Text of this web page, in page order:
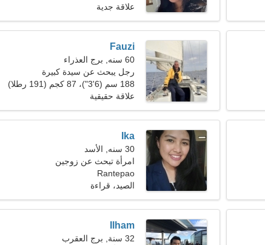
علاقة جدية
Fauzi
60 سنه, برج العذراء
رجل يبحث عن سيدة كبيرة
188 سم (6'3")، 87 كجم (191 رطلا)
علاقة حقيقية
Ika
30 سنه, الأسد
امرأة تبحث عن زوجين
Rantepao
الصيد، قراءة
Ilham
32 سنة, برج العقرب